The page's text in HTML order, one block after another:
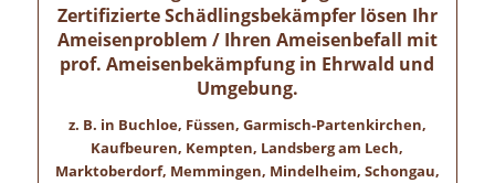
Zertifizierte Schädlingsbekämpfer lösen Ihr
Ameisenproblem / Ihren Ameisenbefall mit
prof. Ameisenbekämpfung in Ehrwald und
Umgebung.
z. B. in Buchloe, Füssen, Garmisch-Partenkirchen,
Kaufbeuren, Kempten, Landsberg am Lech,
Marktoberdorf, Memmingen, Mindelheim, Schongau,